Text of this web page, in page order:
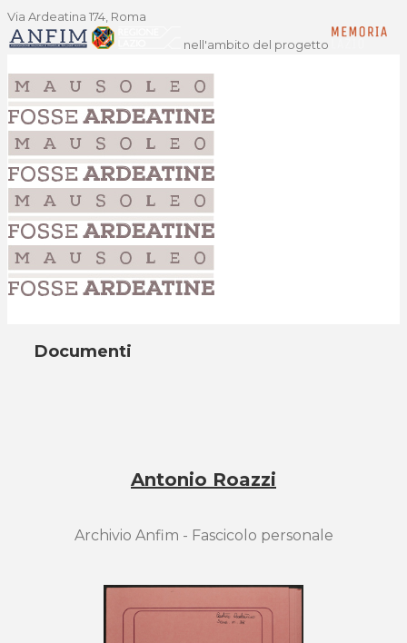
Via Ardeatina 174, Roma
nell'ambito del progetto
Documenti
Antonio Roazzi
Archivio Anfim - Fascicolo personale